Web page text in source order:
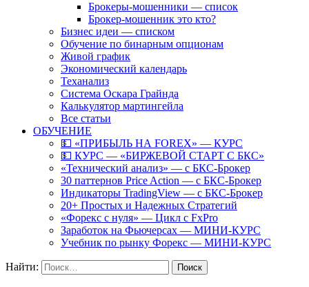
Брокеры-мошенники — список
Брокер-мошенник это кто?
Бизнес идеи — списком
Обучение по бинарным опционам
Живой график
Экономический календарь
Теханализ
Система Оскара Грайнда
Калькулятор мартингейла
Все статьи
ОБУЧЕНИЕ
💵 «ПРИБЫЛЬ НА FOREX» — КУРС
💵 КУРС — «БИРЖЕВОЙ СТАРТ С БКС»
«Технический анализ» — с БКС-Брокер
30 паттернов Price Action — с БКС-Брокер
Индикаторы TradingView — с БКС-Брокер
20+ Простых и Надежных Стратегий
«Форекс с нуля» — Цикл с FxPro
Заработок на Фьючерсах — МИНИ-КУРС
Учебник по рынку Форекс — МИНИ-КУРС
Найти: